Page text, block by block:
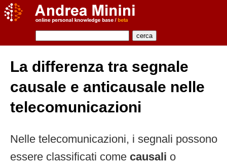
La differenza tra segnale
causale e anticausale nelle
telecomunicazioni
Nelle telecomunicazioni, i segnali possono
essere classificati come causali o